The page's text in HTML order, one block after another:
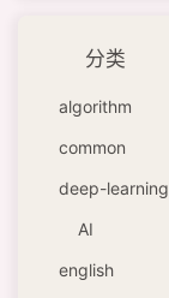
分类
algorithm
common
deep-learning
AI
english